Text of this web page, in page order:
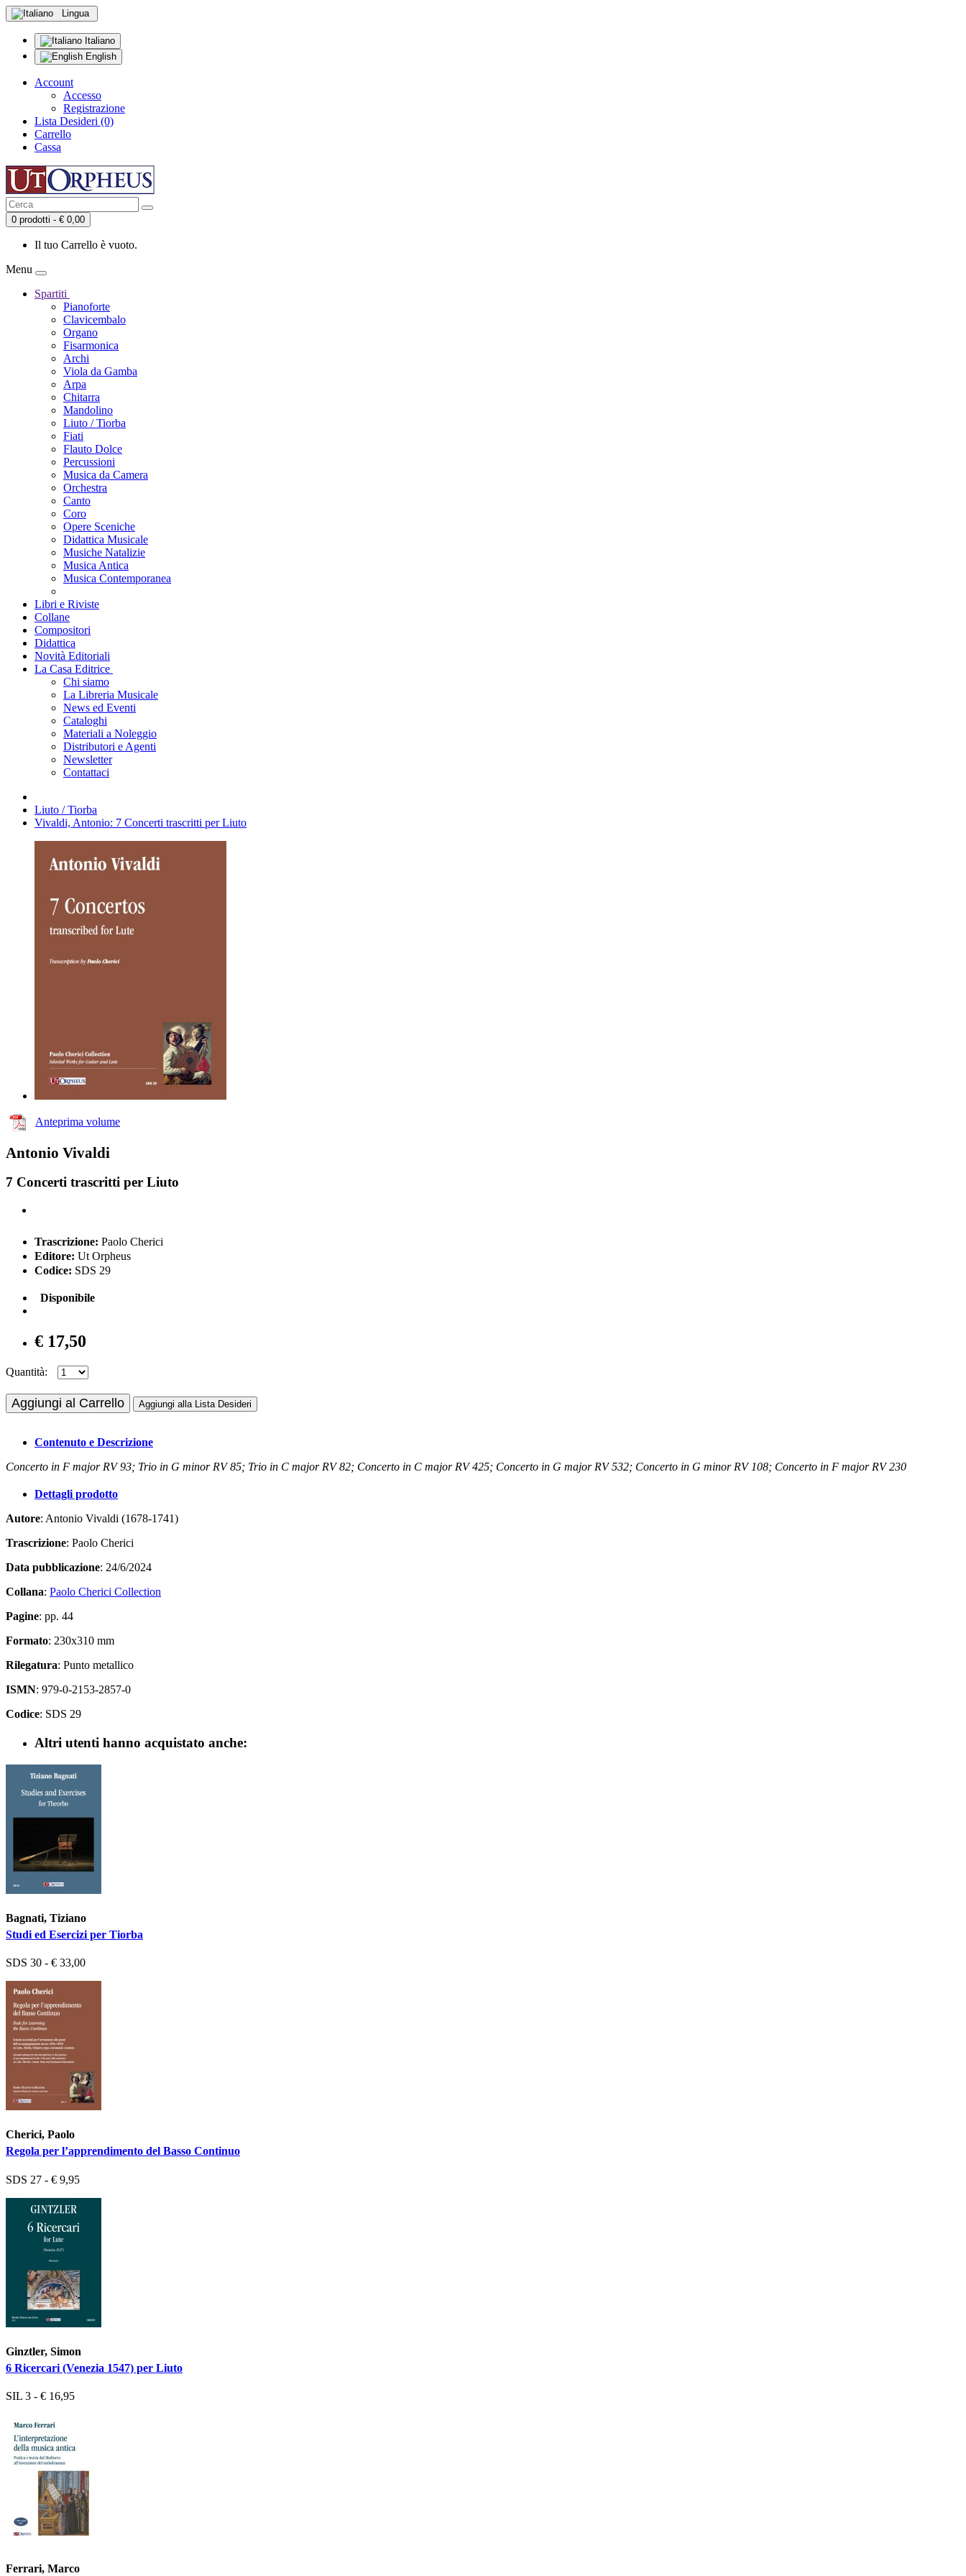
Lingua
Italiano
English
Account
Accesso
Registrazione
Lista Desideri (0)
Carrello
Cassa
0 prodotti - € 0,00
Il tuo Carrello è vuoto.
Menu
Spartiti
Pianoforte
Clavicembalo
Organo
Fisarmonica
Archi
Viola da Gamba
Arpa
Chitarra
Mandolino
Liuto / Tiorba
Fiati
Flauto Dolce
Percussioni
Musica da Camera
Orchestra
Canto
Coro
Opere Sceniche
Didattica Musicale
Musiche Natalizie
Musica Antica
Musica Contemporanea
Libri e Riviste
Collane
Compositori
Didattica
Novità Editoriali
La Casa Editrice
Chi siamo
La Libreria Musicale
News ed Eventi
Cataloghi
Materiali a Noleggio
Distributori e Agenti
Newsletter
Contattaci
Liuto / Tiorba
Vivaldi, Antonio: 7 Concerti trascritti per Liuto
Anteprima volume
Antonio Vivaldi
7 Concerti trascritti per Liuto
Trascrizione: Paolo Cherici
Editore: Ut Orpheus
Codice: SDS 29
Disponibile
€ 17,50
Quantità:
Aggiungi al Carrello Aggiungi alla Lista Desideri
Contenuto e Descrizione
Concerto in F major RV 93; Trio in G minor RV 85; Trio in C major RV 82; Concerto in C major RV 425; Concerto in G major RV 532; Concerto in G minor RV 108; Concerto in F major RV 230
Dettagli prodotto
Autore: Antonio Vivaldi (1678-1741)
Trascrizione: Paolo Cherici
Data pubblicazione: 24/6/2024
Collana: Paolo Cherici Collection
Pagine: pp. 44
Formato: 230x310 mm
Rilegatura: Punto metallico
ISMN: 979-0-2153-2857-0
Codice: SDS 29
Altri utenti hanno acquistato anche:
Bagnati, Tiziano
Studi ed Esercizi per Tiorba
SDS 30 - € 33,00
Cherici, Paolo
Regola per l’apprendimento del Basso Continuo
SDS 27 - € 9,95
Ginztler, Simon
6 Ricercari (Venezia 1547) per Liuto
SIL 3 - € 16,95
Ferrari, Marco